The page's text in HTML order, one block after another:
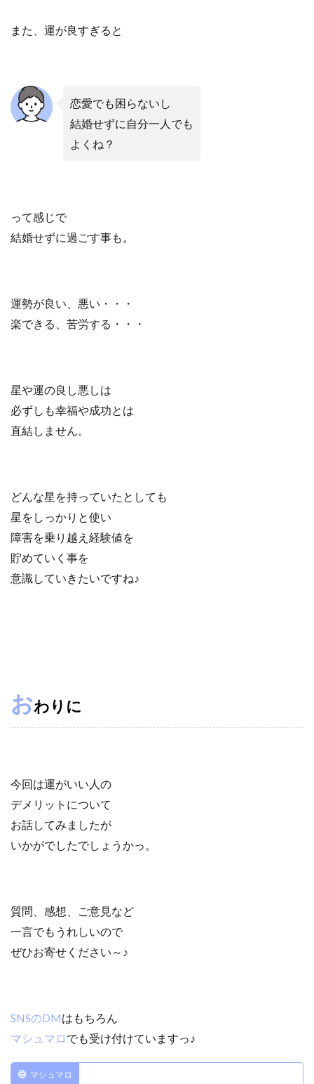
また、運が良すぎると
恋愛でも困らないし
結婚せずに自分一人でも
よくね？
って感じで
結婚せずに過ごす事も。
運勢が良い、悪い・・・
楽できる、苦労する・・・
星や運の良し悪しは
必ずしも幸福や成功とは
直結しません。
どんな星を持っていたとしても
星をしっかりと使い
障害を乗り越え経験値を
貯めていく事を
意識していきたいですね♪
おわりに
今回は運がいい人の
デメリットについて
お話してみましたが
いかがでしたでしょうかっ。
質問、感想、ご意見など
一言でもうれしいので
ぜひお寄せください～♪
SNSのDMはもちろん
マシュマロ でも受け付けていますっ♪
マシュマロ